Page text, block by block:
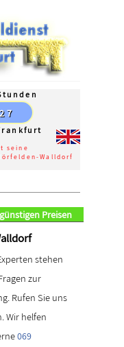
seine
Walldorf
Preisen
stehen
zur
Rufen Sie uns
Wir helfen
069